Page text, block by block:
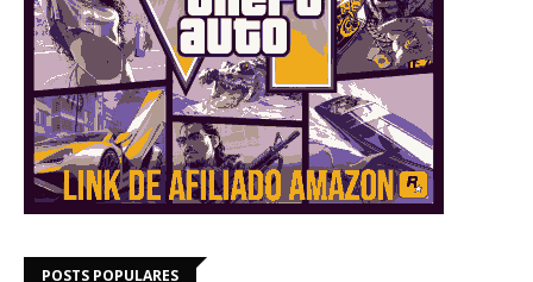
POSTS POPULARES